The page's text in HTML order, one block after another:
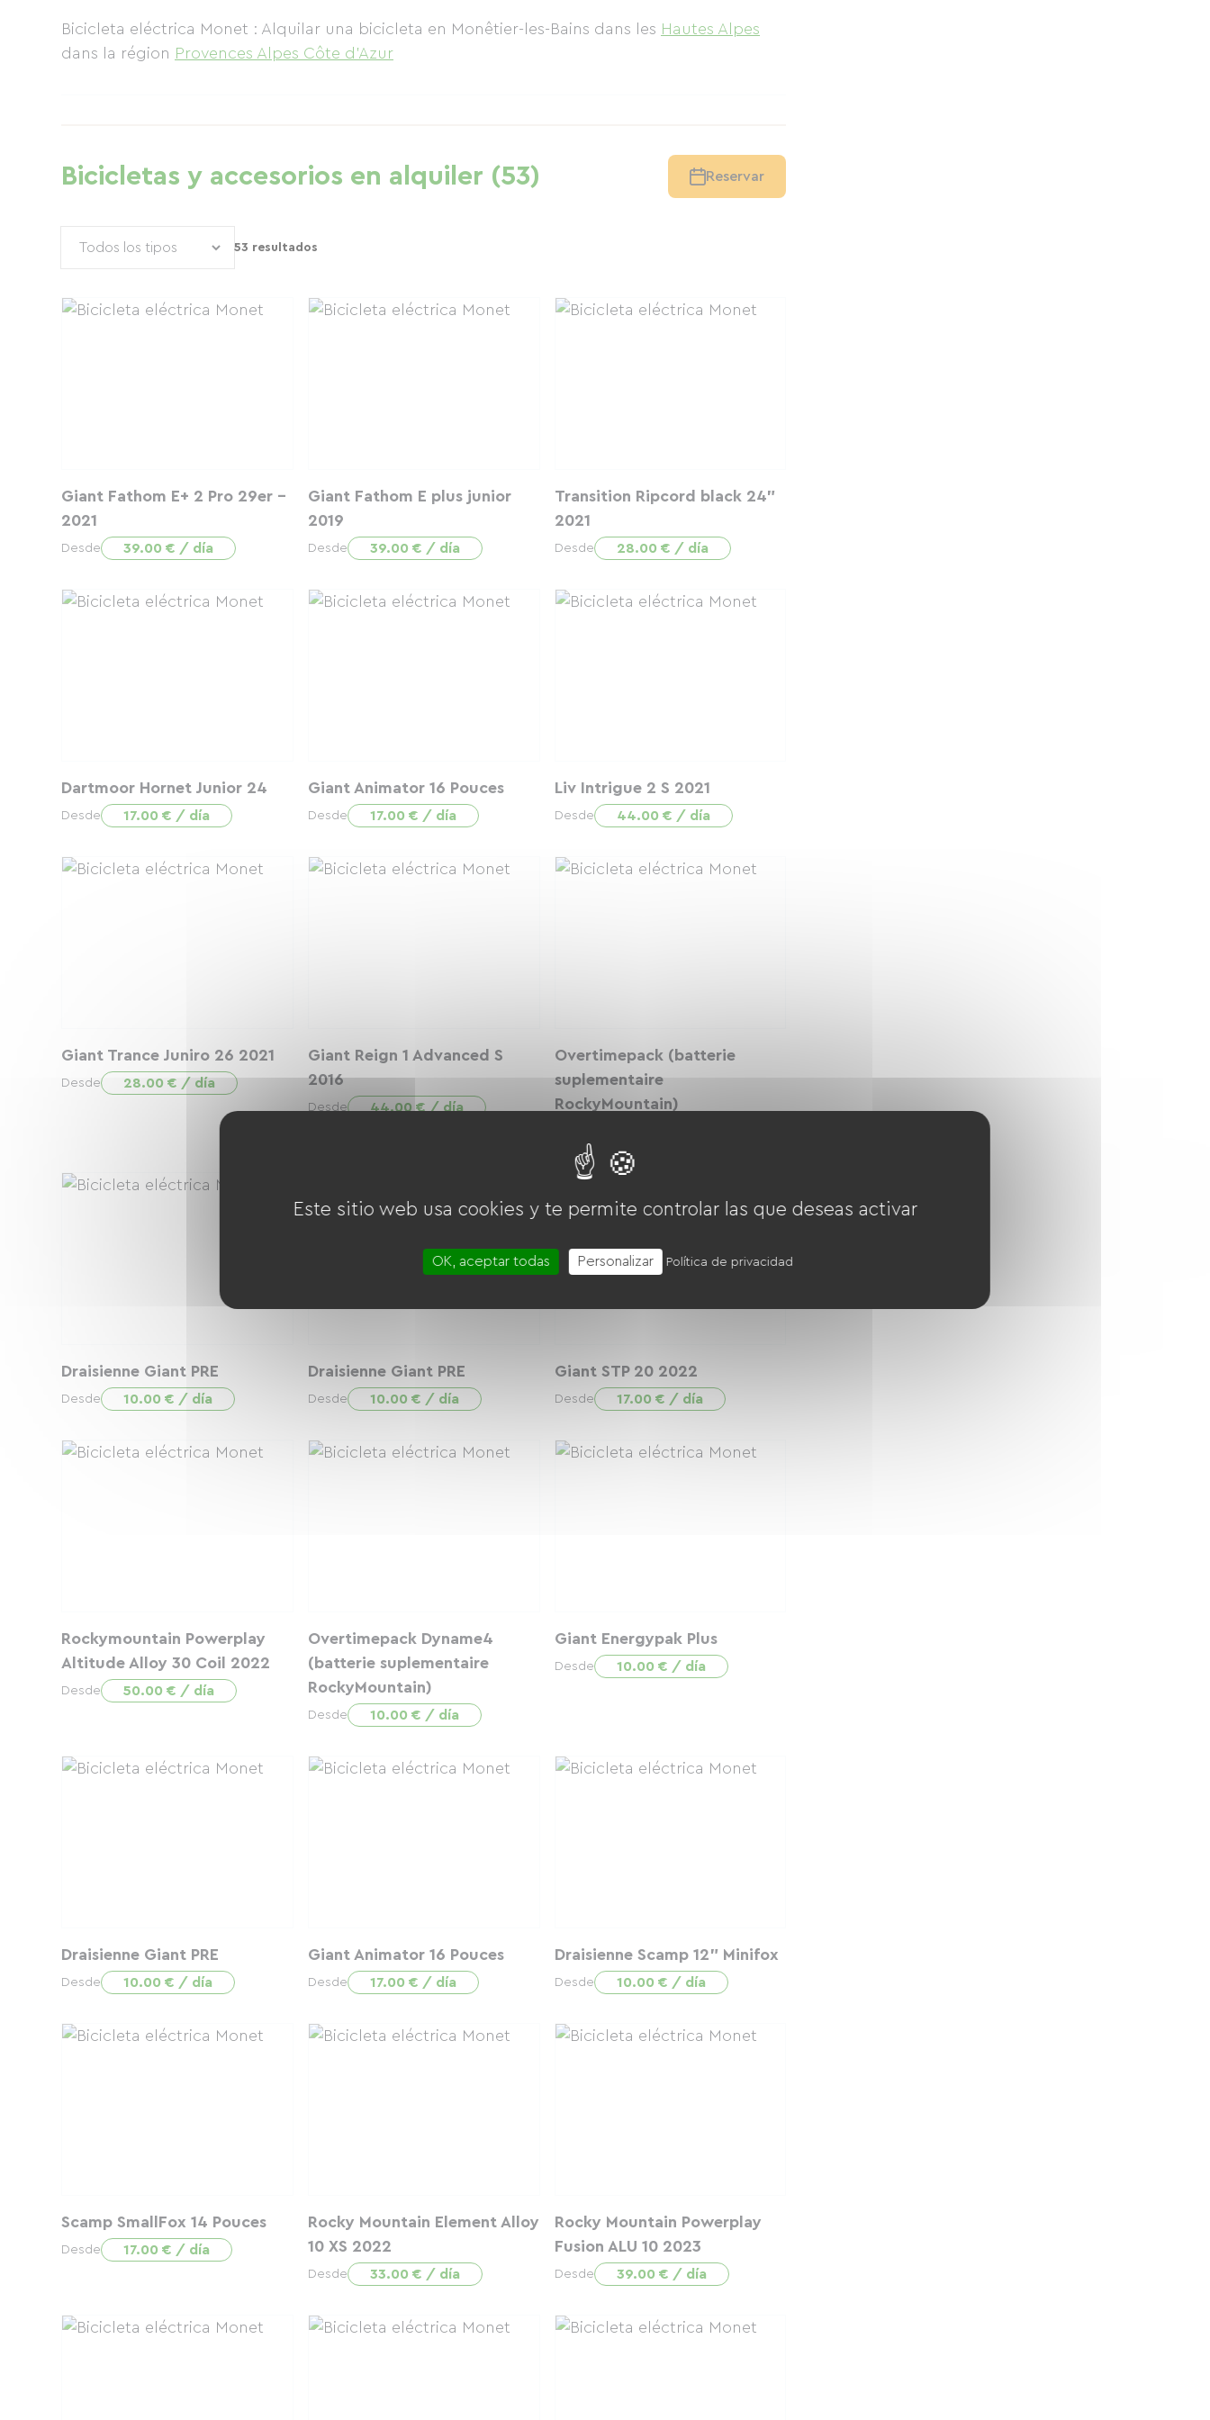
Bicicleta eléctrica Monet : Alquilar una bicicleta en Monêtier-les-Bains dans les Hautes Alpes
dans la région Provences Alpes Côte d'Azur
Bicicletas y accesorios en alquiler (53) Reservar
53 resultados
Giant Fathom E+ 2 Pro 29er -
2021
Desde 39.00 € / día
Giant Fathom E plus junior
2019
Desde 39.00 € / día
Transition Ripcord black 24"
2021
Desde 28.00 € / día
Dartmoor Hornet Junior 24
Desde 17.00 € / día
Giant Animator 16 Pouces
Desde 17.00 € / día
Liv Intrigue 2 S 2021
Desde 44.00 € / día
Giant Trance Juniro 26 2021
Desde 28.00 € / día
Giant Reign 1 Advanced S
2016
Desde 44.00 € / día
Overtimepack (batterie
suplementaire
RockyMountain)
Draisienne Giant PRE
Desde 10.00 € / día
Draisienne Giant PRE
Desde 10.00 € / día
Giant STP 20 2022
Desde 17.00 € / día
Rockymountain Powerplay
Altitude Alloy 30 Coil 2022
Desde 50.00 € / día
Overtimepack Dyname4
(batterie suplementaire
RockyMountain)
Desde 10.00 € / día
Giant Energypak Plus
Desde 10.00 € / día
Draisienne Giant PRE
Desde 10.00 € / día
Giant Animator 16 Pouces
Desde 17.00 € / día
Draisienne Scamp 12" Minifox
Desde 10.00 € / día
Scamp SmallFox 14 Pouces
Desde 17.00 € / día
Rocky Mountain Element Alloy
10 XS 2022
Desde 33.00 € / día
Rocky Mountain Powerplay
Fusion ALU 10 2023
Desde 39.00 € / día
Este sitio web usa cookies y te permite controlar las que deseas activar
OK, aceptar todas Personalizar Política de privacidad